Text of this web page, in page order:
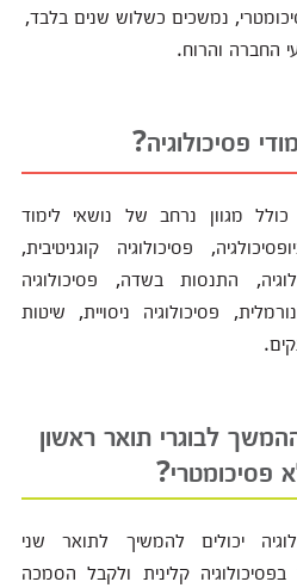
נמשכים כשלוש שנים בלבד,
החברה והרוח.
פסיכולוגיה?
כולל מגוון נרחב של נושאי לימוד
פסיכולוגיה קוגניטיבית,
התנסות בשדה, פסיכולוגיה
פסיכולוגיה ניסויית, שיטות
לבוגרי תואר ראשון
פסיכומטרי?
יכולים להמשיך לתואר שני
קלינית ולקבל הסמכה